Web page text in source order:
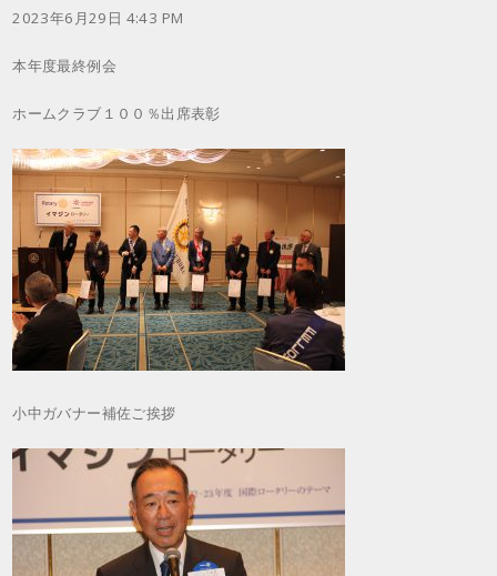
2023年6月29日 4:43 PM
本年度最終例会
ホームクラブ１００％出席表彰
小中ガバナー補佐ご挨拶